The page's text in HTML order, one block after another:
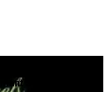
Sor Gyűrű